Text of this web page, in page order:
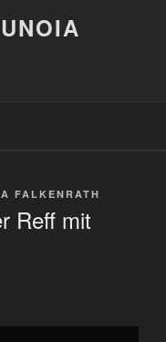
FALKENRATH
Reff mit